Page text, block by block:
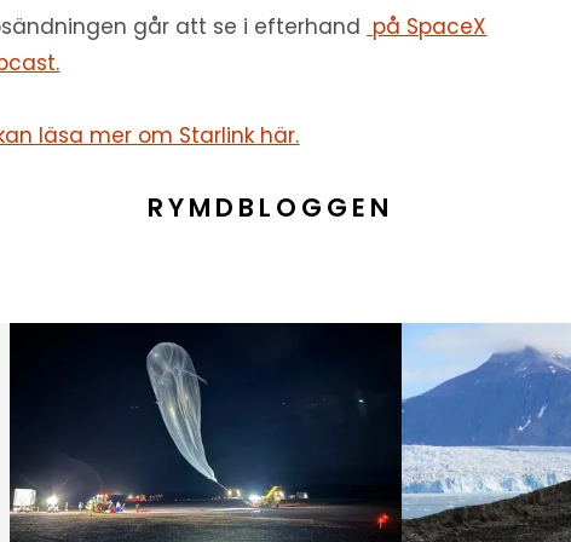
går att se i efterhand på SpaceX
läsa mer om Starlink här.
RYMDBLOGGEN